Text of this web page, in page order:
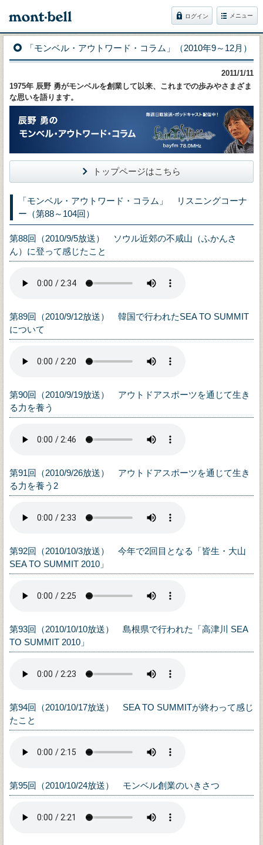
ログイン メニュー
「モンベル・アウトワード・コラム」（2010年9～12月）
2011/1/11
1975年 辰野 勇がモンベルを創業して以来、これまでの歩みやさまざま
な思いを語ります。
トップページはこちら
「モンベル・アウトワード・コラム」 リスニングコーナ
ー（第88～104回）
第88回（2010/9/5放送） ソウル近郊の不咸山（ふかんさ
ん）に登って感じたこと
第89回（2010/9/12放送） 韓国で行われたSEA TO SUMMIT
について
第90回（2010/9/19放送） アウトドアスポーツを通じて生き
る力を養う
第91回（2010/9/26放送） アウトドアスポーツを通じて生き
る力を養う2
第92回（2010/10/3放送） 今年で2回目となる「皆生・大山
SEA TO SUMMIT 2010」
第93回（2010/10/10放送） 島根県で行われた「高津川 SEA
TO SUMMIT 2010」
第94回（2010/10/17放送） SEA TO SUMMITが終わって感じ
たこと
第95回（2010/10/24放送） モンベル創業のいきさつ